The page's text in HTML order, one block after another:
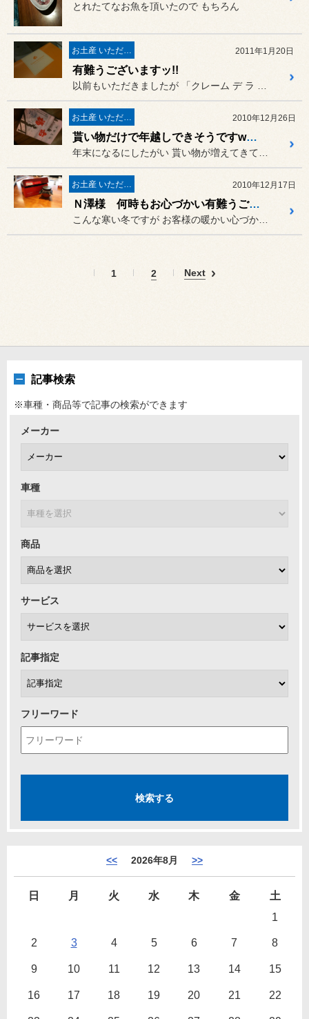
とれたてなお魚を頂いたので もちろん
お土産 いただきました♪ 2011年1月20日
有難うございますッ!!
以前もいただきましたが 「クレーム デ ラ クレーム」い...
お土産 いただきました♪ 2010年12月26日
貰い物だけで年越しできそうですwww
年末になるにしたがい 貰い物が増えてきております。
お土産 いただきました♪ 2010年12月17日
Ｎ澤様 何時もお心づかい有難うございますッ!!
こんな寒い冬ですが お客様の暖かい心づかいに
1 2 Next
記事検索
※車種・商品等で記事の検索ができます
メーカー
車種
商品
サービス
記事指定
フリーワード
<< 2026年8月 >>
日 月 火 水 木 金
土
1
2 3 4 5 6 7 8
9 10 11 12 13 14 15
16 17 18 19 20 21 22